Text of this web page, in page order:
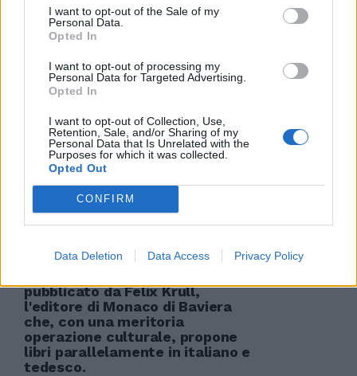
I want to opt-out of the Sale of my
Personal Data.
Opted In
I want to opt-out of processing my
Personal Data for Targeted Advertising.
Opted In
I want to opt-out of Collection, Use,
Retention, Sale, and/or Sharing of my
Personal Data that Is Unrelated with the
Purposes for which it was collected.
Opted Out
CONFIRM
Data Deletion Data Access Privacy Policy
vinta ai rigori.
30/06/2012
della Chiesa (da «Angeli e
demoni» in giù) e del clero non
passa mai di moda.
17/06/2012
Ti dà subito una piccola scossa
il bel romanzo di Johann
pubblicato da Felix Krull,
l'editore di Monaco di Baviera
che, con una meritoria
operazione culturale, propone
libri parallelamente in italiano e
tedesco.